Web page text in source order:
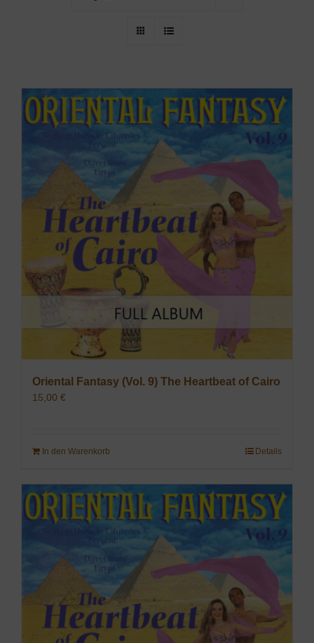
Oriental Fantasy (Vol. 9) The Heartbeat of Cairo
15,00 €
In den Warenkorb Details